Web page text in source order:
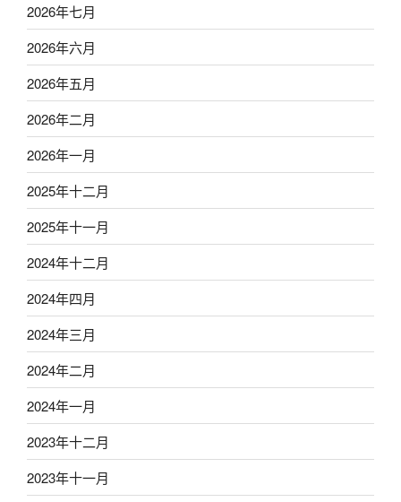
2026年七月
2026年六月
2026年五月
2026年二月
2026年一月
2025年十二月
2025年十一月
2024年十二月
2024年四月
2024年三月
2024年二月
2024年一月
2023年十二月
2023年十一月